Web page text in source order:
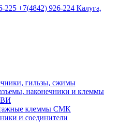
225 +7(4842) 926-224 Калуга,
гильзы, сжимы
наконечники и клеммы
клеммы СМК
и соединители